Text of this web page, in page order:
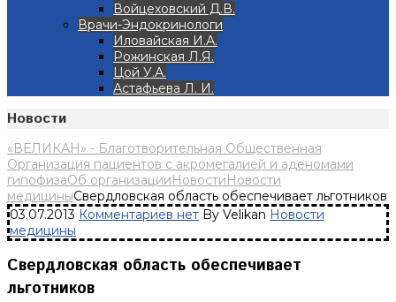
Войцеховский Д.В.
Врачи-Эндокринологи
Иловайская И.А.
Рожинская Л.Я.
Цой У.А.
Астафьева Л. И.
Новости
«ВЕЛИКАН» - Благотворительная Общественная
Организация пациентов с акромегалией и аденомами
гипофизаОб организацииНовостиНовости
медициныСвердловская область обеспечивает льготников
03.07.2013 Комментариев нет By Velikan Новости
медицины
Свердловская область обеспечивает
льготников